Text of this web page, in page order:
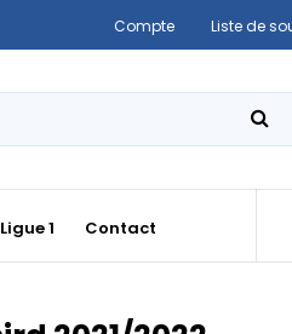
Compte Liste de
1 Contact